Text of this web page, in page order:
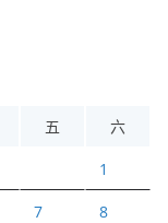
五 六
1
7 8